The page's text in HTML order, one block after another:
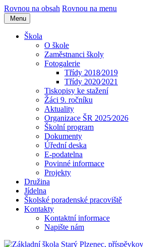
Rovnou na obsah Rovnou na menu
Menu
Škola
O škole
Zaměstnanci školy
Fotogalerie
Třídy 2018⁄2019
Třídy 2020⁄2021
Tiskopisy ke stažení
Žáci 9. ročníku
Aktuality
Organizace ŠR 2025⁄2026
Školní program
Dokumenty
Úřední deska
E-podatelna
Povinné informace
Projekty
Družina
Jídelna
Školské poradenské pracoviště
Kontakty
Kontaktní informace
Napište nám